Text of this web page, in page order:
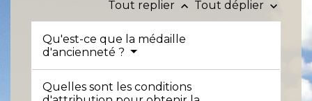
Tout replier keyboard_arrow_up Tout déplier keyboard_arrow_down
Qu'est-ce que la médaille
d'ancienneté ?
Quelles sont les conditions